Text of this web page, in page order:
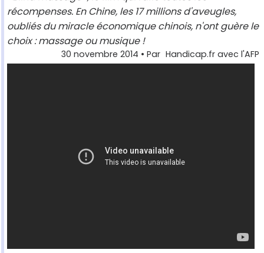
récompenses. En Chine, les 17 millions d'aveugles,
oubliés du miracle économique chinois, n'ont guère le
choix : massage ou musique !
30 novembre 2014 • Par Handicap.fr avec l'AFP